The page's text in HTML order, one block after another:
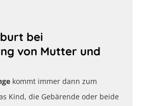
bei
von Mutter und
kommt immer dann zum
Kind, die Gebärende oder beide